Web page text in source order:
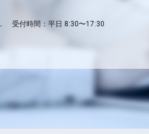
受付時間：平日 8:30〜17:30